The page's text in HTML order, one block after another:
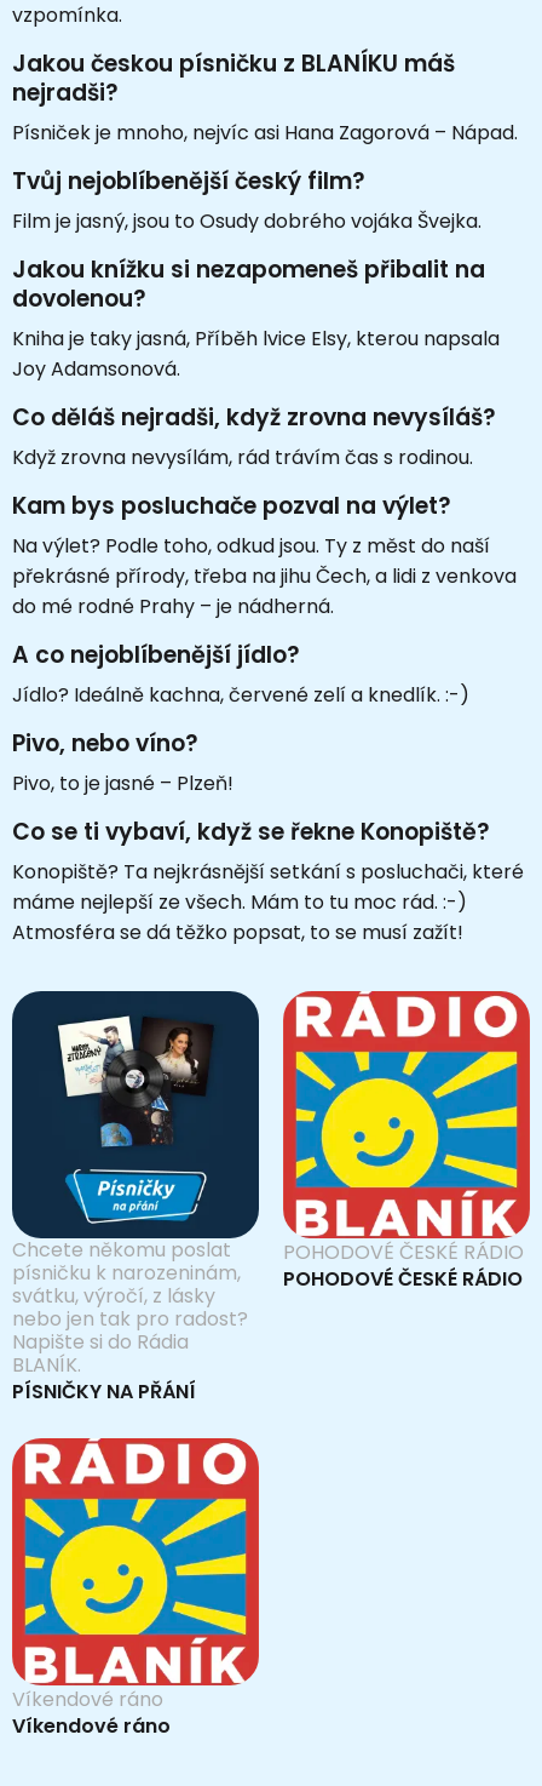
vzpomínka.
Jakou českou písničku z BLANÍKU máš
nejradši?
Písniček je mnoho, nejvíc asi Hana Zagorová – Nápad.
Tvůj nejoblíbenější český film?
Film je jasný, jsou to Osudy dobrého vojáka Švejka.
Jakou knížku si nezapomeneš přibalit na
dovolenou?
Kniha je taky jasná, Příběh lvice Elsy, kterou napsala
Joy Adamsonová.
Co děláš nejradši, když zrovna nevysíláš?
Když zrovna nevysílám, rád trávím čas s rodinou.
Kam bys posluchače pozval na výlet?
Na výlet? Podle toho, odkud jsou. Ty z měst do naší
překrásné přírody, třeba na jihu Čech, a lidi z venkova
do mé rodné Prahy – je nádherná.
A co nejoblíbenější jídlo?
Jídlo? Ideálně kachna, červené zelí a knedlík. :-)
Pivo, nebo víno?
Pivo, to je jasné – Plzeň!
Co se ti vybaví, když se řekne Konopiště?
Konopiště? Ta nejkrásnější setkání s posluchači, které
máme nejlepší ze všech. Mám to tu moc rád. :-)
Atmosféra se dá těžko popsat, to se musí zažít!
Chcete někomu poslat
písničku k narozeninám,
svátku, výročí, z lásky
nebo jen tak pro radost?
Napište si do Rádia
BLANÍK.
PÍSNIČKY NA PŘÁNÍ
POHODOVÉ ČESKÉ RÁDIO
POHODOVÉ ČESKÉ RÁDIO
Víkendové ráno
Víkendové ráno